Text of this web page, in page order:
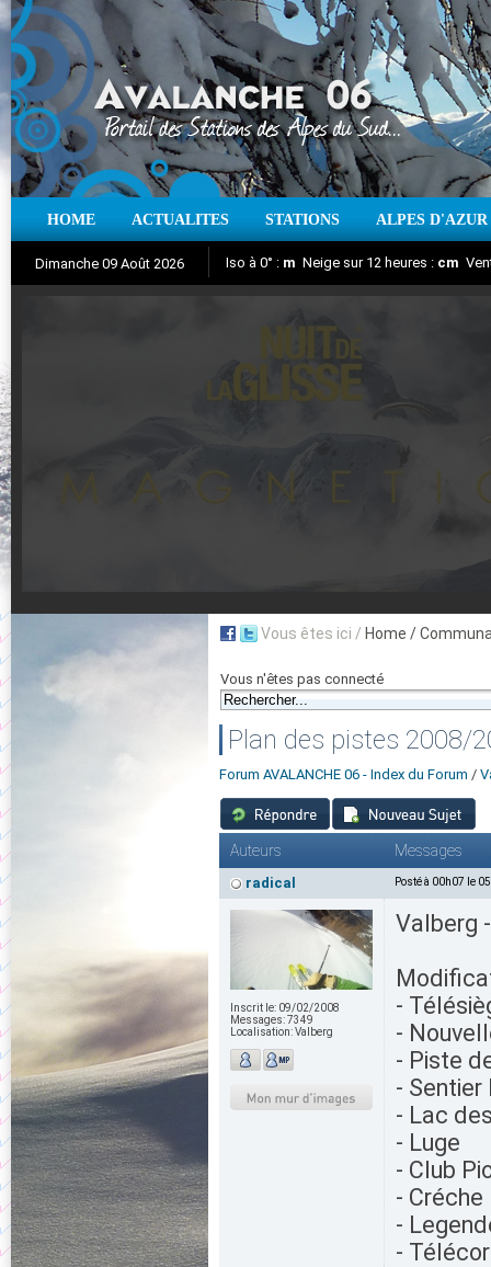
HOME ACTUALITES STATIONS ALPES D'AZUR
Dimanche 09 Août 2026
Aujourd'hui : T° Min :
Iso à 0° : m Neige sur 12 heures : cm
Suivez en direct l'actualité des stations
Vous êtes ici / Home /
Vous n'êtes pas connecté
Plan des pistes 2008/
Forum AVALANCHE 06 - Index du Forum /
Auteurs Messages
radical Posté à 00h07 le
Inscrit le: 09/02/2008
Messages:7349
Localisation:Valberg
Valberg
-
-
- Piste
- Sentier
- Lac
- Luge
- Club
-
-
-